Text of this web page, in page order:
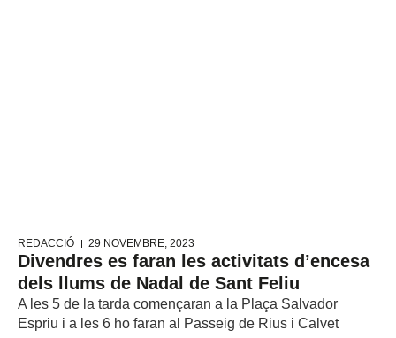
REDACCIÓ 29 NOVEMBRE, 2023
Divendres es faran les activitats d’encesa
dels llums de Nadal de Sant Feliu
A les 5 de la tarda començaran a la Plaça Salvador
Espriu i a les 6 ho faran al Passeig de Rius i Calvet